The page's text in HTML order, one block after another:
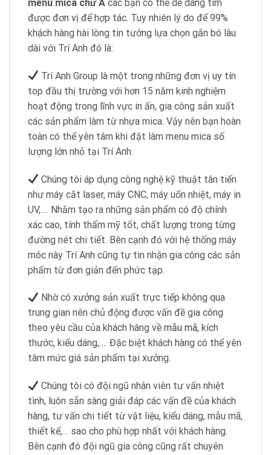
menu mica chữ A các bạn có thể dễ dàng tìm
được đơn vị để hợp tác. Tuy nhiên lý do để 99%
khách hàng hài lòng tin tưởng lựa chọn gắn bó lâu
dài với Trí Anh đó là:
Trí Anh Group là một trong những đơn vị uy tín
top đầu thị trường với hơn 15 năm kinh nghiệm
hoạt động trong lĩnh vực in ấn, gia công sản xuất
các sản phẩm làm từ nhựa mica. Vậy nên bạn hoàn
toàn có thể yên tâm khi đặt làm menu mica số
lượng lớn nhỏ tại Trí Anh.
Chúng tôi áp dụng công nghệ kỹ thuật tân tiến
như máy cắt laser, máy CNC, máy uốn nhiệt, máy in
UV,…. Nhằm tạo ra những sản phẩm có độ chính
xác cao, tính thẩm mỹ tốt, chất lượng trong từng
đường nét chi tiết. Bên cạnh đó với hệ thống máy
móc này Trí Anh cũng tự tin nhận gia công các sản
phẩm từ đơn giản đến phức tạp.
Nhờ có xưởng sản xuất trực tiếp không qua
trung gian nên chủ động được vấn đề gia công
theo yêu cầu của khách hàng về mẫu mã, kích
thước, kiểu dáng,…. Đặc biệt khách hàng có thể yên
tâm mức giá sản phẩm tại xưởng.
Chúng tôi có đội ngũ nhân viên tư vấn nhiệt
tình, luôn sẵn sàng giải đáp các vấn đề của khách
hàng, tư vấn chi tiết từ vật liệu, kiểu dáng, mẫu mã,
thiết kế,… sao cho phù hợp nhất với khách hàng.
Bên cạnh đó đội ngũ gia công cũng rất chuyên